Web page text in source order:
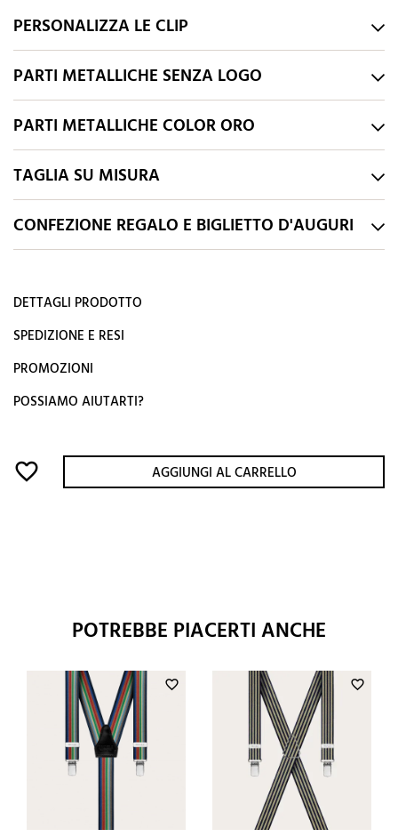
PERSONALIZZA LE CLIP
PARTI METALLICHE SENZA LOGO
PARTI METALLICHE COLOR ORO
TAGLIA SU MISURA
CONFEZIONE REGALO E BIGLIETTO D'AUGURI
DETTAGLI PRODOTTO
SPEDIZIONE E RESI
PROMOZIONI
POSSIAMO AIUTARTI?
favorite_border AGGIUNGI AL CARRELLO
POTREBBE PIACERTI ANCHE
favorite_border favorite_border